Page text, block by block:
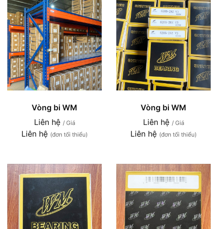
Vòng bi WM
Liên hệ / Giá
Liên hệ (đơn tối thiểu)
Vòng bi WM
Liên hệ / Giá
Liên hệ (đơn tối thiểu)